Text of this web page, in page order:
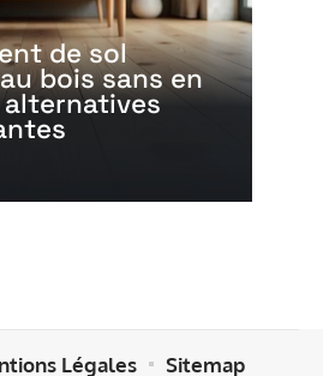
de sol
bois sans en
Légales Sitemap